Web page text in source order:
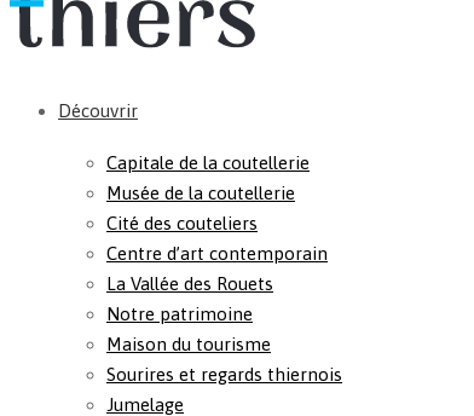
Découvrir
Capitale de la coutellerie
Musée de la coutellerie
Cité des couteliers
Centre d’art contemporain
La Vallée des Rouets
Notre patrimoine
Maison du tourisme
Sourires et regards thiernois
Jumelage